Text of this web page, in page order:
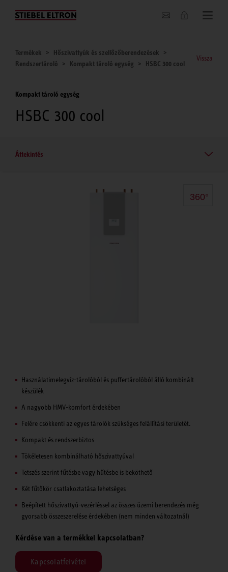
Hírek
Termékek
Hőszivattyúk és szellőzőberendezések
Rendszertároló
Kompakt tároló egység HSBC 300 cool
Vissza
Kompakt tároló egység
HSBC 300 cool
Áttekintés
360°
Használatimelegvíz-tárolóból és puffertárolóból álló kombinált
készülék
A nagyobb HMV-komfort érdekében
Felére csökkenti az egyes tárolók szükséges felállítási területét.
Kompakt és rendszerbiztos
Tökéletesen kombinálható hőszivattyúval
Tetszés szerint fűtésbe vagy hűtésbe is beköthető
Két fűtőkör csatlakoztatása lehetséges
Beépített hőszivattyú-vezérléssel az összes üzemi berendezés még
gyorsabb összeszerelése érdekében (nem minden változatnál)
Kérdése van a termékkel kapcsolatban?
Kapcsolatfelvétel